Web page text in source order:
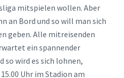
mitspielen wollen. Aber
an Bord und so will man sich
geben. Alle mitreisenden
ein spannender
wird es sich lohnen,
Uhr im Stadion am